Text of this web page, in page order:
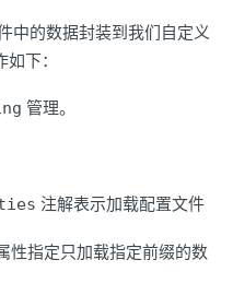
中的数据封装到我们自定义
下：
管理。
注解表示加载配置文件
性指定只加载指定前缀的数